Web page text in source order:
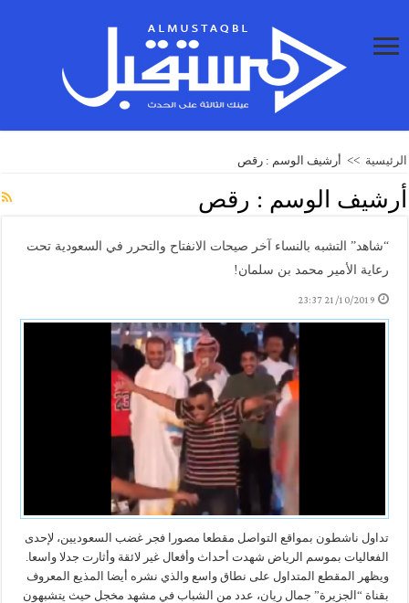
الرئيسية >> أرشيف الوسم : رقص
أرشيف الوسم : رقص
“شاهد” التشبه بالنساء آخر صيحات الانفتاح والتحرر في السعودية تحت
رعاية الأمير محمد بن سلمان!
21/10/2019 23:37
تداول ناشطون بمواقع التواصل مقطعا مصورا فجر غضب السعوديين، لإحدى
الفعاليات بموسم الرياض شهدت أحداث وأفعال غير لائقة وأثارت جدلا واسعا.
ويظهر المقطع المتداول على نطاق واسع والذي نشره أيضا المذيع المعروف
بقناة “الجزيرة” جمال ريان، عدد من الشباب في مشهد مخجل حيث يتشبهون